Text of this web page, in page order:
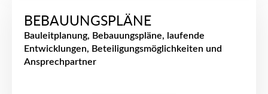
BEBAUUNGSPLÄNE
Bauleitplanung, Bebauungspläne, laufende
Entwicklungen, Beteiligungsmöglichkeiten und
Ansprechpartner